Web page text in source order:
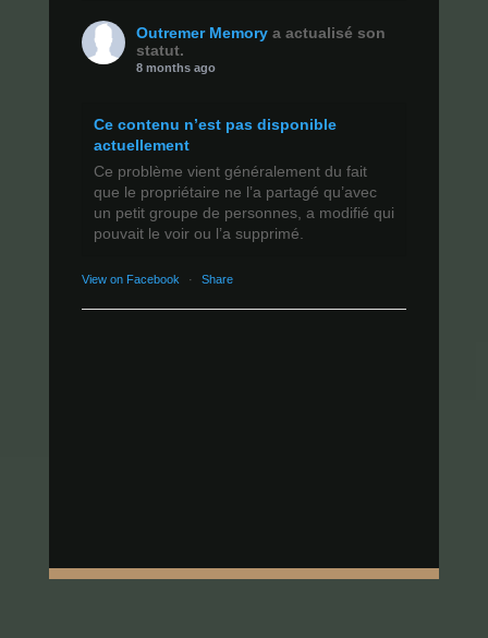
Outremer Memory a actualisé son
statut.
8 months ago
Ce contenu n’est pas disponible
actuellement
Ce problème vient généralement du fait
que le propriétaire ne l’a partagé qu’avec
un petit groupe de personnes, a modifié qui
pouvait le voir ou l’a supprimé.
View on Facebook · Share